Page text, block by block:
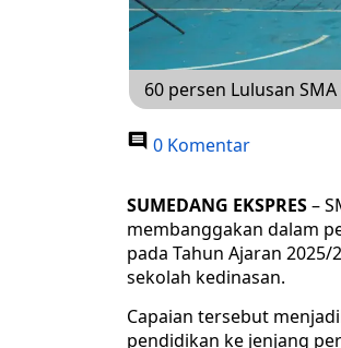
60 persen Lulusan
0 Komentar
SUMEDANG EKSPRES–
membanggakan dalam
pada Tahun Ajaran
sekolah kedinasan.
Capaian tersebut
pendidikan ke jenjang